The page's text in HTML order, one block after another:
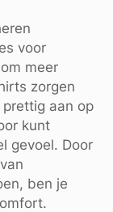
voor
meer
zorgen
aan op
kunt
gevoel. Door
ben je